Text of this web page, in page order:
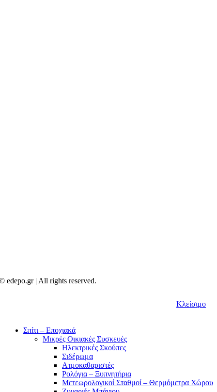
edepo.gr | All rights reserved.
Κλείσιμο
Σπίτι – Εποχιακά
Μικρές Οικιακές Συσκευές
Ηλεκτρικές Σκούπες
Σιδέρωμα
Ατμοκαθαριστές
Ρολόγια – Ξυπνητήρια
Μετεωρολογικοί Σταθμοί – Θερμόμετρα Χώρου